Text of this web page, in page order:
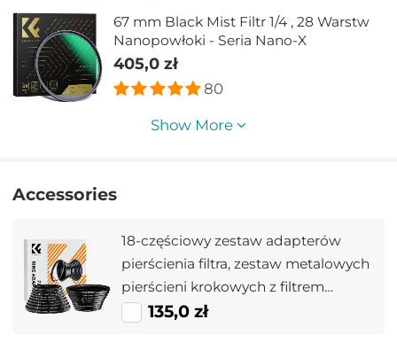
67 mm Black Mist Filtr 1/4 , 28 Warstw
Nanopowłoki - Seria Nano-X
405,0 zł
80
Show More
Accessories
18-częściowy zestaw adapterów
pierścienia filtra, zestaw metalowych
pierścieni krokowych z filtrem
obiektywu aparatu (zawiera 9 szt.
135,0 zł